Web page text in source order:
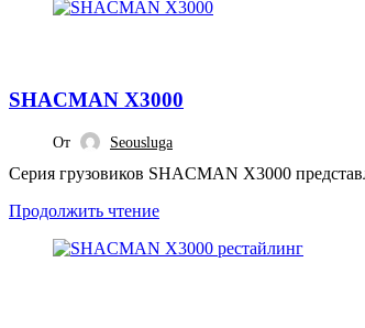
SHACMAN X3000
От Seousluga
Серия грузовиков SHACMAN X3000
Продолжить чтение